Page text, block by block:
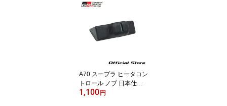
A70 スープラ ヒータコン
トロール ノブ 日本仕様,
欧州仕様 55905-14190
1,100円